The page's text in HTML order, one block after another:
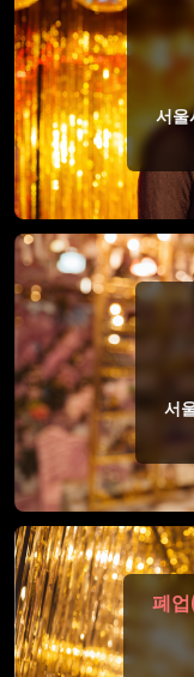
서
서
폐